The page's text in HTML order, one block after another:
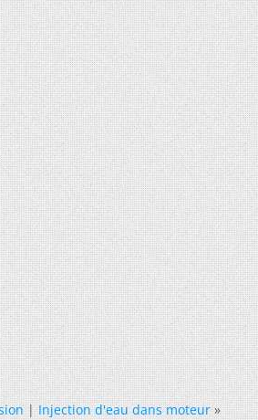
|Injection d'eau dans moteur »